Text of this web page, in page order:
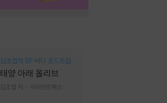
김초엽의 SF 버디 로드트립
태양 아래 올리브
김초엽 저 자이언트북스